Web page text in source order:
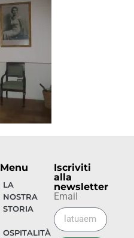
Menu
LA
NOSTRA
STORIA
OSPITALITÀ
Iscriviti
alla
newsletter
Email